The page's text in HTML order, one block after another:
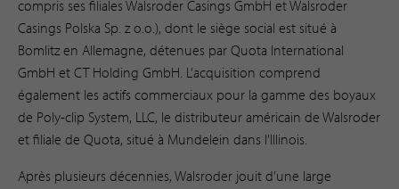
compris ses filiales Walsroder Casings GmbH et Walsroder
Casings Polska Sp. z o.o.), dont le siège social est situé à
Bomlitz en Allemagne, détenues par Quota International
GmbH et CT Holding GmbH. L’acquisition comprend
également les actifs commerciaux pour la gamme des boyaux
de Poly-clip System, LLC, le distributeur américain de Walsroder
et filiale de Quota, situé à Mundelein dans l’Illinois.
Après plusieurs décennies, Walsroder jouit d’une large